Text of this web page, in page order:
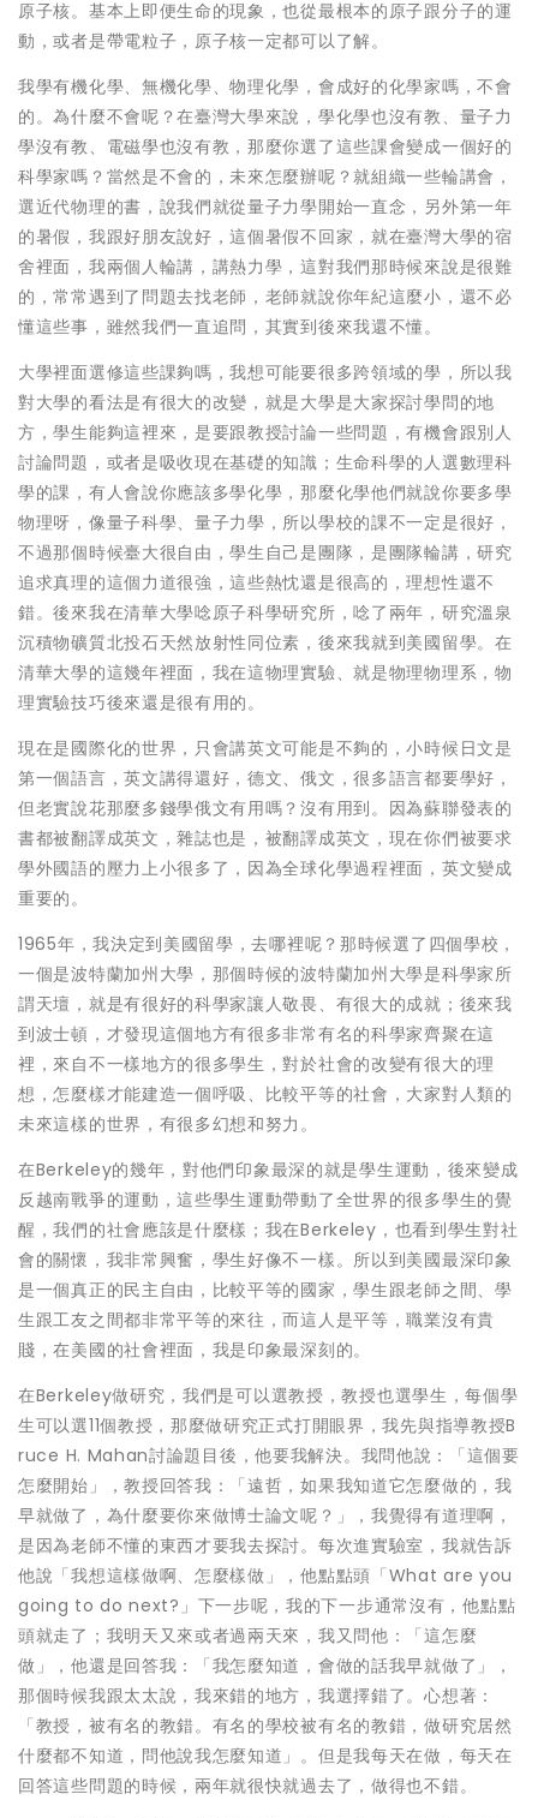
原子核。基本上即便生命的現象，也從最根本的原子跟分子的運
動，或者是帶電粒子，原子核一定都可以了解。
我學有機化學、無機化學、物理化學，會成好的化學家嗎，不會
的。為什麼不會呢？在臺灣大學來說，學化學也沒有教、量子力
學沒有教、電磁學也沒有教，那麼你選了這些課會變成一個好的
科學家嗎？當然是不會的，未來怎麼辦呢？就組織一些輪講會，
選近代物理的書，說我們就從量子力學開始一直念，另外第一年
的暑假，我跟好朋友說好，這個暑假不回家，就在臺灣大學的宿
舍裡面，我兩個人輪講，講熱力學，這對我們那時候來說是很難
的，常常遇到了問題去找老師，老師就說你年紀這麼小，還不必
懂這些事，雖然我們一直追問，其實到後來我還不懂。
大學裡面選修這些課夠嗎，我想可能要很多跨領域的學，所以我
對大學的看法是有很大的改變，就是大學是大家探討學問的地
方，學生能夠這裡來，是要跟教授討論一些問題，有機會跟別人
討論問題，或者是吸收現在基礎的知識；生命科學的人選數理科
學的課，有人會說你應該多學化學，那麼化學他們就說你要多學
物理呀，像量子科學、量子力學，所以學校的課不一定是很好，
不過那個時候臺大很自由，學生自己是團隊，是團隊輪講，研究
追求真理的這個力道很強，這些熱忱還是很高的，理想性還不
錯。後來我在清華大學唸原子科學研究所，唸了兩年，研究溫泉
沉積物礦質北投石天然放射性同位素，後來我就到美國留學。在
清華大學的這幾年裡面，我在這物理實驗、就是物理物理系，物
理實驗技巧後來還是很有用的。
現在是國際化的世界，只會講英文可能是不夠的，小時候日文是
第一個語言，英文講得還好，德文、俄文，很多語言都要學好，
但老實說花那麼多錢學俄文有用嗎？沒有用到。因為蘇聯發表的
書都被翻譯成英文，雜誌也是，被翻譯成英文，現在你們被要求
學外國語的壓力上小很多了，因為全球化學過程裡面，英文變成
重要的。
1965年，我決定到美國留學，去哪裡呢？那時候選了四個學校，
一個是波特蘭加州大學，那個時候的波特蘭加州大學是科學家所
謂天壇，就是有很好的科學家讓人敬畏、有很大的成就；後來我
到波士頓，才發現這個地方有很多非常有名的科學家齊聚在這
裡，來自不一樣地方的很多學生，對於社會的改變有很大的理
想，怎麼樣才能建造一個呼吸、比較平等的社會，大家對人類的
未來這樣的世界，有很多幻想和努力。
在Berkeley的幾年，對他們印象最深的就是學生運動，後來變成
反越南戰爭的運動，這些學生運動帶動了全世界的很多學生的覺
醒，我們的社會應該是什麼樣；我在Berkeley，也看到學生對社
會的關懷，我非常興奮，學生好像不一樣。所以到美國最深印象
是一個真正的民主自由，比較平等的國家，學生跟老師之間、學
生跟工友之間都非常平等的來往，而這人是平等，職業沒有貴
賤，在美國的社會裡面，我是印象最深刻的。
在Berkeley做研究，我們是可以選教授，教授也選學生，每個學
生可以選11個教授，那麼做研究正式打開眼界，我先與指導教授B
ruce H. Mahan討論題目後，他要我解決。我問他說：「這個要
怎麼開始」，教授回答我：「遠哲，如果我知道它怎麼做的，我
早就做了，為什麼要你來做博士論文呢？」，我覺得有道理啊，
是因為老師不懂的東西才要我去探討。每次進實驗室，我就告訴
他說「我想這樣做啊、怎麼樣做」，他點點頭「What are you
going to do next?」下一步呢，我的下一步通常沒有，他點點
頭就走了；我明天又來或者過兩天來，我又問他：「這怎麼
做」，他還是回答我：「我怎麼知道，會做的話我早就做了」，
那個時候我跟太太說，我來錯的地方，我選擇錯了。心想著：
「教授，被有名的教錯。有名的學校被有名的教錯，做研究居然
什麼都不知道，問他說我怎麼知道」。但是我每天在做，每天在
回答這些問題的時候，兩年就很快就過去了，做得也不錯。